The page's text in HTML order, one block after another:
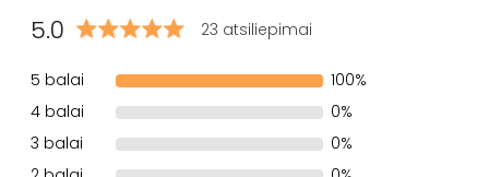
5.0 23 atsiliepimai
5 balai
100%
4 balai
0%
3 balai
0%